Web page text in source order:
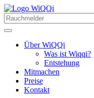
Über WiQQi
Was ist Wiqqi?
Entstehung
Mitmachen
Preise
Kontakt